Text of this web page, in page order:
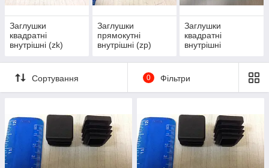
Заглушки
квадратні
внутрішні (zk)
Заглушки
прямокутні
внутрішні (zp)
Заглушки
квадратні
внутрішні
Сортування 0 Фільтри